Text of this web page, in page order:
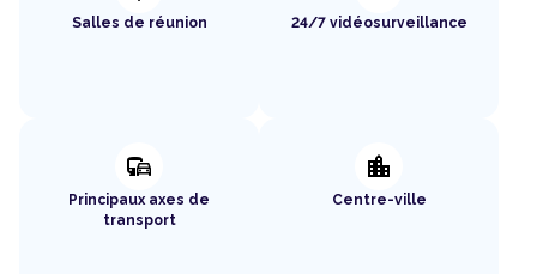
Salles de réunion 24/7 vidéosurveillance
commute
Principaux axes de
transport
location_city
Centre-ville